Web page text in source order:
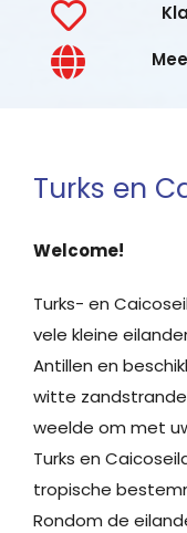
Turks en
Welcome!
Turks- en
vele kleine
Antillen en
witte
weelde om met
Turks en
tropische
Rondom de